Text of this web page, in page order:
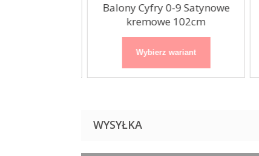
Balony Cyfry 0-9 Satynowe
kremowe 102cm
Wybierz wariant
WYSYŁKA